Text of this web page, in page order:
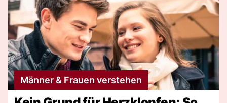
Männer & Frauen verstehen